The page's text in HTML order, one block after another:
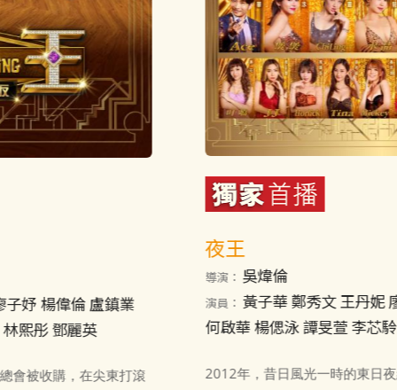
演員：梁詠琪 陳湛文 凌文龍 梁雍婷 朱栢康 林諾 陳
諾霆 周衹月
如果人生是一場足球賽，她的上半場絕對是勝利的一方。